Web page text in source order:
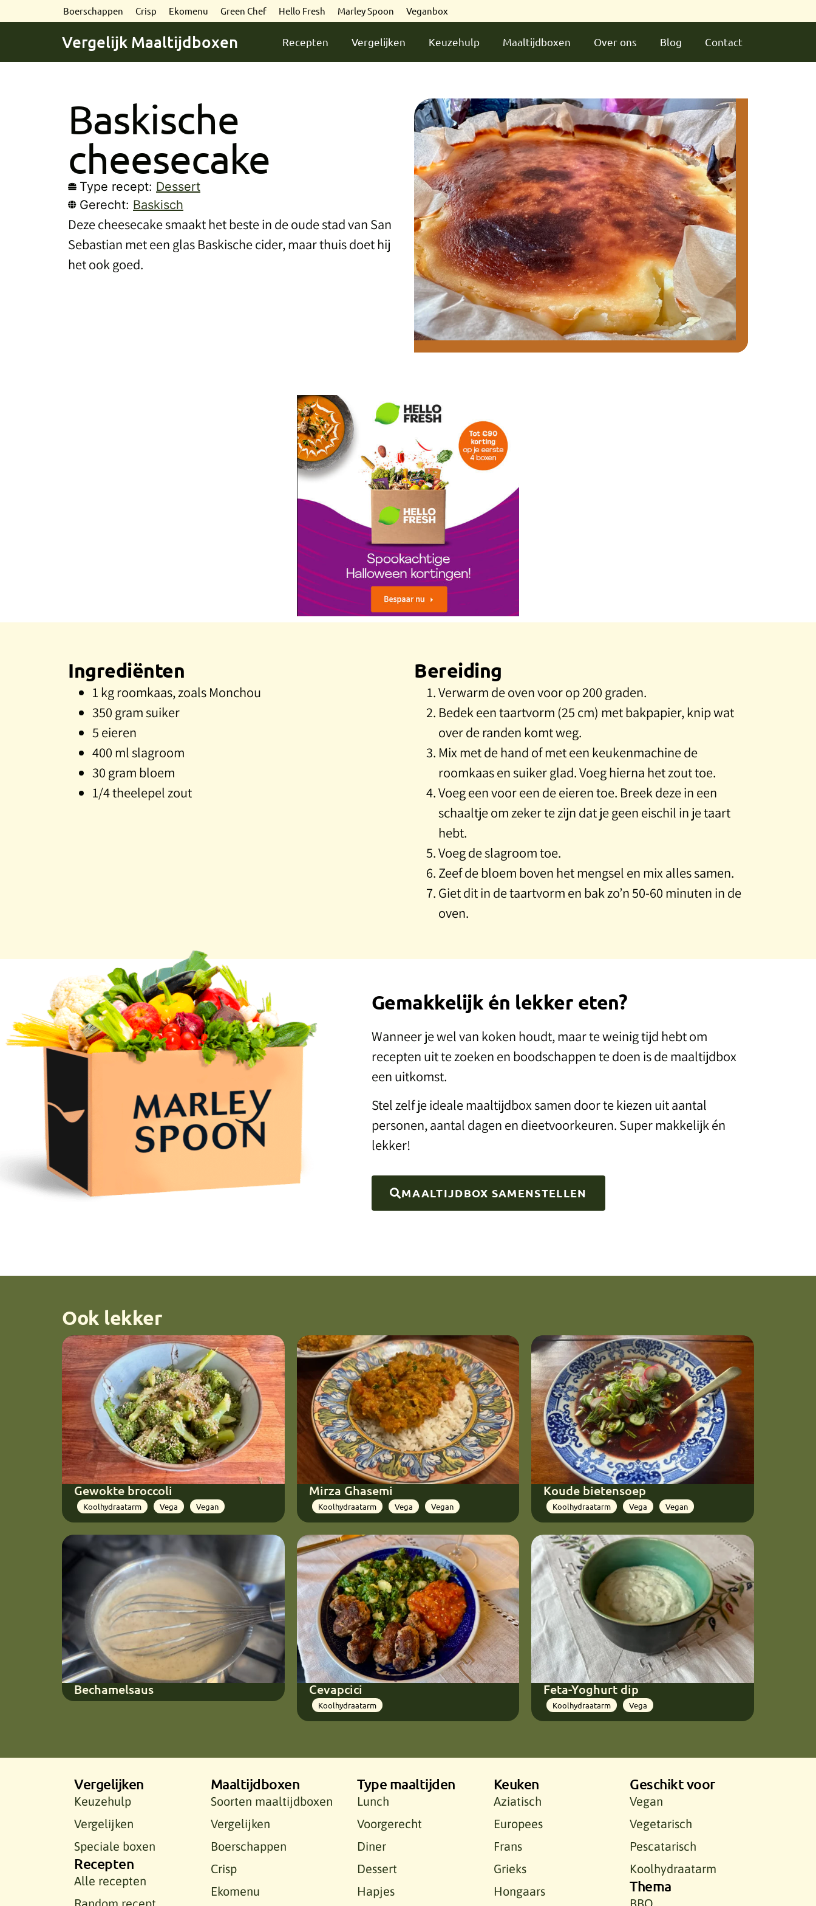
Boerschappen Crisp Ekomenu Green Chef Hello Fresh Marley Spoon Veganbox
Vergelijk Maaltijdboxen Recepten Vergelijken Keuzehulp Maaltijdboxen Over ons Blog Contact
Baskische
cheesecake
Type recept: Dessert
Gerecht: Baskisch
Deze cheesecake smaakt het beste in de oude stad van San
Sebastian met een glas Baskische cider, maar thuis doet hij
het ook goed.
Ingrediënten
1 kg roomkaas, zoals Monchou
350 gram suiker
5 eieren
400 ml slagroom
30 gram bloem
1/4 theelepel zout
Bereiding
Verwarm de oven voor op 200 graden.
Bedek een taartvorm (25 cm) met bakpapier, knip wat
over de randen komt weg.
Mix met de hand of met een keukenmachine de
roomkaas en suiker glad. Voeg hierna het zout toe.
Voeg een voor een de eieren toe. Breek deze in een
schaaltje om zeker te zijn dat je geen eischil in je taart
hebt.
Voeg de slagroom toe.
Zeef de bloem boven het mengsel en mix alles samen.
Giet dit in de taartvorm en bak zo’n 50-60 minuten in de
oven.
Gemakkelijk én lekker eten?
Wanneer je wel van koken houdt, maar te weinig tijd hebt om
recepten uit te zoeken en boodschappen te doen is de maaltijdbox
een uitkomst.
Stel zelf je ideale maaltijdbox samen door te kiezen uit aantal
personen, aantal dagen en dieetvoorkeuren. Super makkelijk én
lekker!
MAALTIJDBOX SAMENSTELLEN
Ook lekker
Gewokte broccoli
Koolhydraatarm Vega Vegan
Mirza Ghasemi
Koolhydraatarm Vega Vegan
Koude bietensoep
Koolhydraatarm Vega Vegan
Bechamelsaus Cevapcici
Koolhydraatarm
Feta-Yoghurt dip
Koolhydraatarm Vega
Vergelijken
Keuzehulp
Vergelijken
Speciale boxen
Recepten
Alle recepten
Maaltijdboxen
Soorten maaltijdboxen
Vergelijken
Boerschappen
Crisp
Ekomenu
Type maaltijden
Lunch
Voorgerecht
Diner
Dessert
Hapjes
Keuken
Aziatisch
Europees
Frans
Grieks
Hongaars
Geschikt voor
Vegan
Vegetarisch
Pescatarisch
Koolhydraatarm
Thema